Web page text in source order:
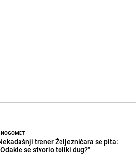
NOGOMET
trener Željezničara se pita:
se stvorio toliki dug?"